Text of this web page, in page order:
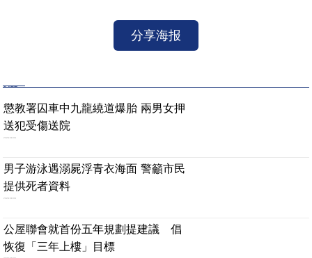
分享海报
热点新闻
懲教署囚車中九龍繞道爆胎 兩男女押
送犯受傷送院
2026-08-06
男子游泳遇溺屍浮青衣海面 警籲市民
提供死者資料
2026-08-06
公屋聯會就首份五年規劃提建議 倡
恢復「三年上樓」目標